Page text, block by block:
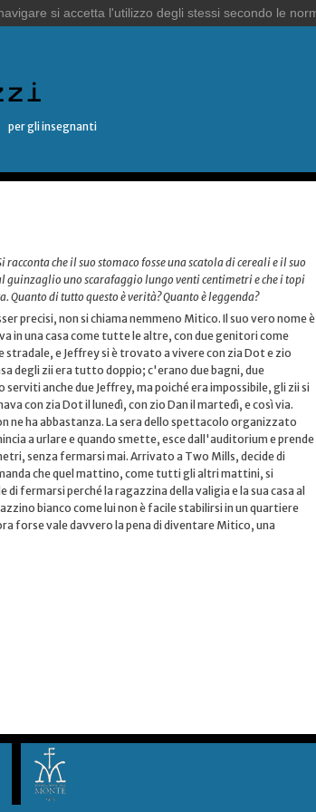
per gli insegnanti
che il suo stomaco fosse una scatola di cereali e il suo
guinzaglio uno scarafaggio lungo venti centimetri e che i topi
di tutto questo è verità? Quanto è leggenda?
precisi, non si chiama nemmeno Mitico. Il suo vero nome è
in una casa come tutte le altre, con due genitori come
e Jeffrey si è trovato a vivere con zia Dot e zio
degli zii era tutto doppio; c'erano due bagni, due
anche due Jeffrey, ma poiché era impossibile, gli zii si
con zia Dot il lunedì, con zio Dan il martedì, e così via.
ne ha abbastanza. La sera dello spettacolo organizzato
a urlare e quando smette, esce dall'auditorium e prende
senza fermarsi mai. Arrivato a Two Mills, decide di
che quel mattino, come tutti gli altri mattini, si
fermarsi perché la ragazzina della valigia e la sua casa al
bianco come lui non è facile stabilirsi in un quartiere
forse vale davvero la pena di diventare Mitico, una